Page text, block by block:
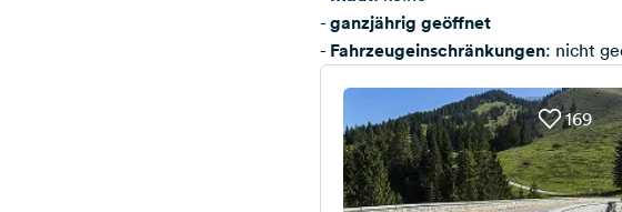
- ganzjährig geöffnet
- Fahrzeugeinschränkungen: nicht
169